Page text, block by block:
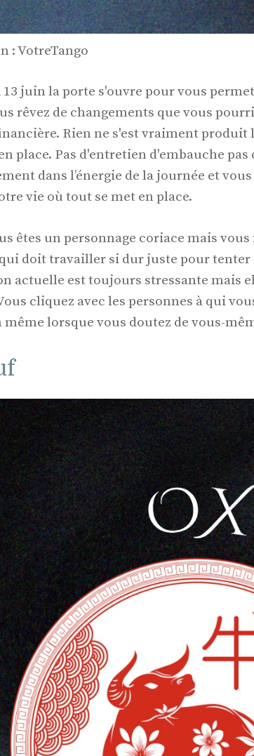
: VotreTango
13 juin la porte s'ouvre pour vous
rêvez de changements que vous
Rien ne s'est vraiment produit
place. Pas d'entretien d'embauche
dans l’énergie de la journée et
vie où tout se met en place.
êtes un personnage coriace mais
doit travailler si dur juste pour tenter
actuelle est toujours stressante mais
cliquez avec les personnes à qui
même lorsque vous doutez de vous-